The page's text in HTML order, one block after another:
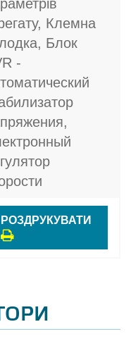
Клемна
Блок
-
РОЗДРУКУВАТИ